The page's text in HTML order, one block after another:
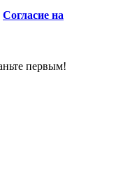
Согласие на
первым!